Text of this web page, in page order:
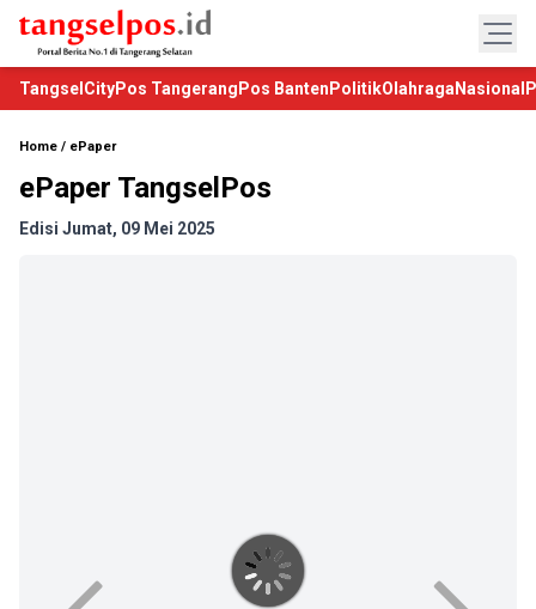
TangselCityPos Tangerang Pos Banten PolitikOlahraga Nasional
Home / ePaper
ePaper TangselPos
Edisi Jumat, 09 Mei 2025